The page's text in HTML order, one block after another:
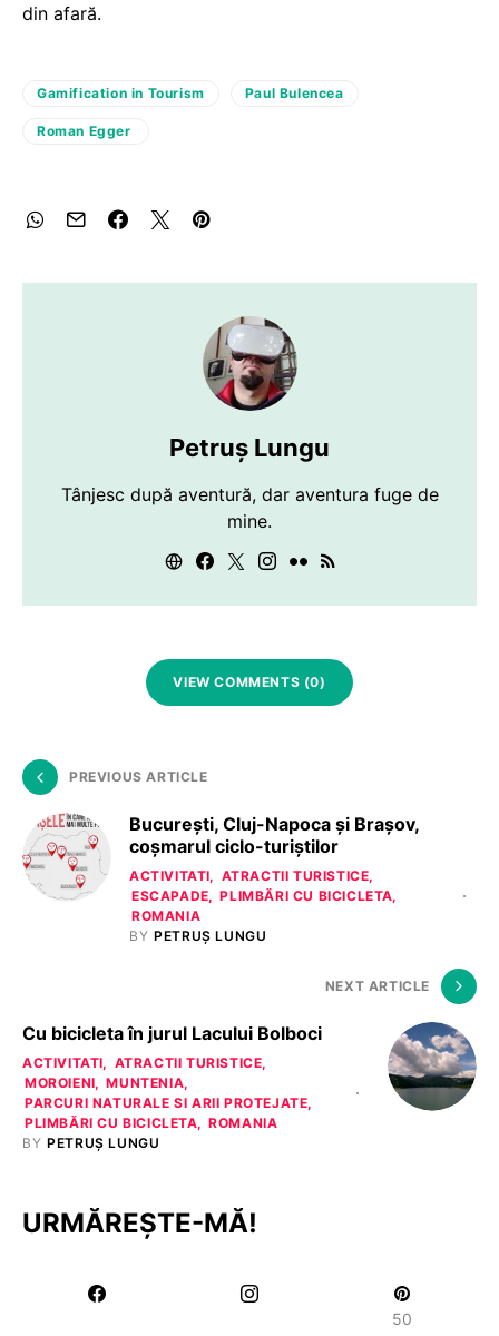
din afară.
Gamification in Tourism Paul Bulencea
Roman Egger
Petruș Lungu
Tânjesc după aventură, dar aventura fuge de
mine.
VIEW COMMENTS (0)
PREVIOUS ARTICLE
București, Cluj-Napoca și Brașov,
coșmarul ciclo-turiștilor
ACTIVITATI
ATRACTII TURISTICE
ESCAPADE
PLIMBĂRI CU BICICLETA
ROMANIA
BY PETRUȘ LUNGU
NEXT ARTICLE
Cu bicicleta în jurul Lacului Bolboci
ACTIVITATI
ATRACTII TURISTICE
MOROIENI
MUNTENIA
PARCURI NATURALE SI ARII PROTEJATE
PLIMBĂRI CU BICICLETA
ROMANIA
BY PETRUȘ LUNGU
URMĂREȘTE-MĂ!
50